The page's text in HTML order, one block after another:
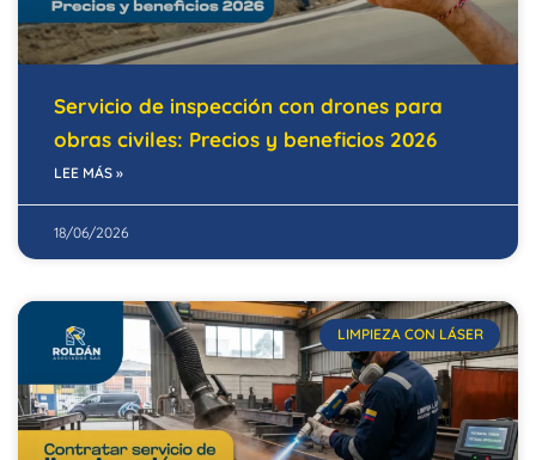
Servicio de inspección con drones para
obras civiles: Precios y beneficios 2026
LEE MÁS »
18/06/2026
LIMPIEZA CON LÁSER